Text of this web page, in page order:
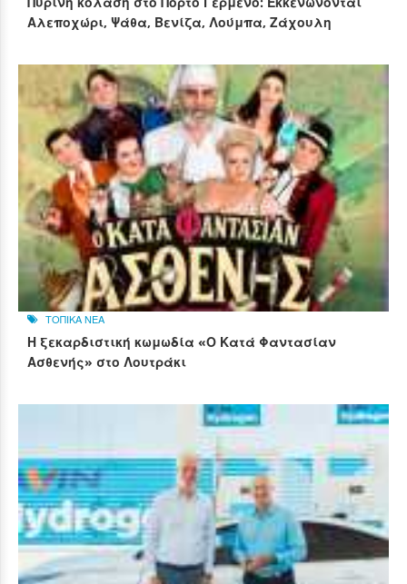
Αλεποχώρι, Ψάθα, Βενίζα, Λούμπα, Ζάχουλη
ΤΟΠΙΚΑ ΝΕΑ
Η ξεκαρδιστική κωμωδία «Ο Κατά Φαντασίαν
Ασθενής» στο Λουτράκι